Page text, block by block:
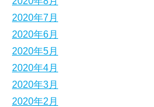
2020年7月
2020年6月
2020年5月
2020年4月
2020年3月
2020年2月